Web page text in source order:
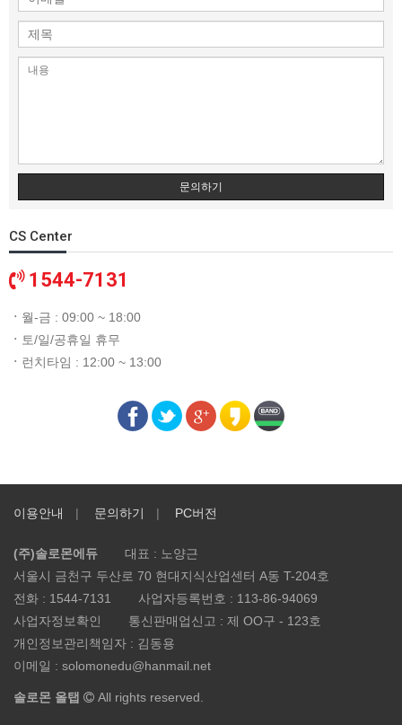
문의하기
CS Center
1544-7131
ㆍ 월-금 : 09:00 ~ 18:00
ㆍ 토/일/공휴일 휴무
ㆍ 런치타임 : 12:00 ~ 13:00
이용안내 문의하기 PC버전
(주)솔로몬에듀
대표 : 노양근
서울시 금천구 두산로 70 현대지식산업센터 A동 T-204호
전화 : 1544-7131 사업자등록번호 : 113-86-94069
사업자정보확인
통신판매업신고 : 제 OO구 - 123호
개인정보관리책임자 : 김동용
이메일 : solomonedu@hanmail.net
솔로몬 올탭 All rights reserved.